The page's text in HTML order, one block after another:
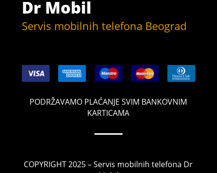
Dr Mobil
Servis mobilnih telefona Beograd
PODRŽAVAMO PLAĆANJE SVIM BANKOVNIM
KARTICAMA
COPYRIGHT 2025 – Servis mobilnih telefona Dr